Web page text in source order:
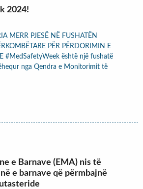
2024!
MERR PJESË NË FUSHATËN
PËR PËRDORIMIN E
#MedSafetyWeek është një fushatë
nga Qendra e Monitorimit të
e Barnave (EMA) nis të
e barnave që përmbajnë